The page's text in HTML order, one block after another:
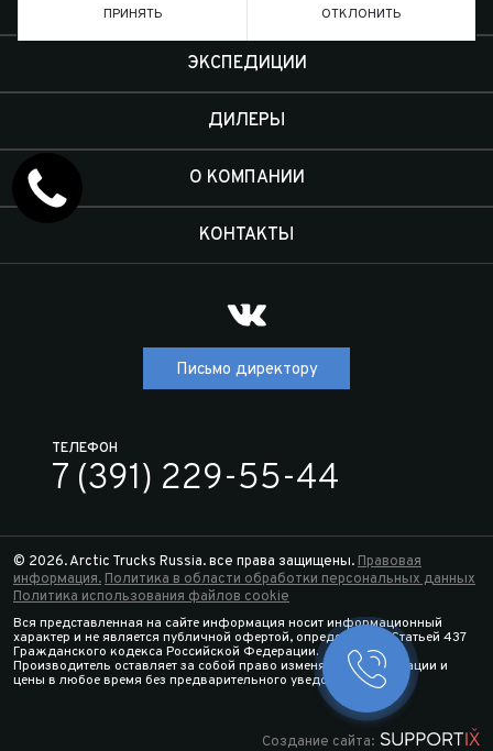
ЭКСПЕДИЦИИ
ДИЛЕРЫ
О КОМПАНИИ
КОНТАКТЫ
Письмо директору
ТЕЛЕФОН
7 (391) 229-55-44
© 2026. Arctic Trucks Russia. все права защищены. Правовая
информация. Политика в области обработки персональных данных
Политика использования файлов cookie
Вся представленная на сайте информация носит информационный
характер и не является публичной офертой, определяемой Статьей 437
Гражданского кодекса Российской Федерации.
Производитель оставляет за собой право изменять спецификации и
цены в любое время без предварительного уведомления.
Создание сайта:
Заказать
ПРИНЯТЬ ОТКЛОНИТЬ